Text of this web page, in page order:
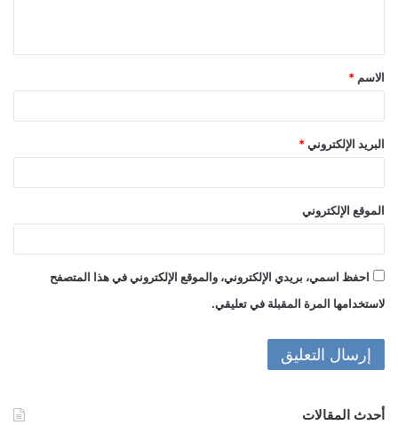
ق
*
الاسم *
البريد الإلكتروني *
الموقع الإلكتروني
احفظ اسمي، بريدي الإلكتروني، والموقع الإلكتروني في هذا المتصفح
لاستخدامها المرة المقبلة في تعليقي.
أحدث المقالات